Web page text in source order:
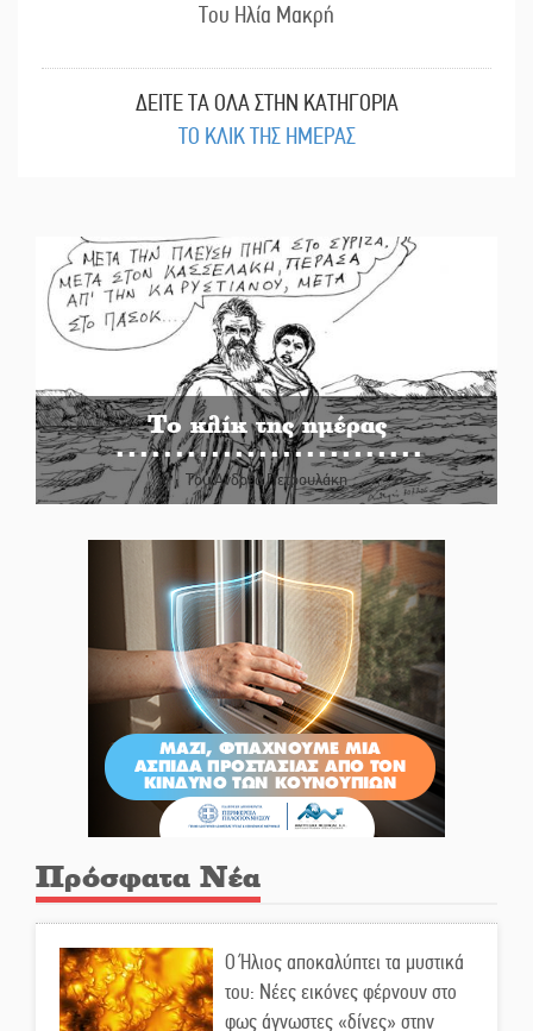
Του Ηλία Μακρή
ΔΕΙΤΕ ΤΑ ΟΛΑ ΣΤΗΝ ΚΑΤΗΓΟΡΙΑ
ΤΟ ΚΛΙΚ ΤΗΣ ΗΜΕΡΑΣ
Το κλίκ της ημέρας
Του Ανδρέα Πετρουλάκη
Πρόσφατα Νέα
Ο Ήλιος αποκαλύπτει τα μυστικά
του: Νέες εικόνες φέρνουν στο
φως άγνωστες «δίνες» στην